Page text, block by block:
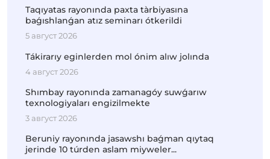
Taqıyatas rayonında paxta tàrbiyasına
baǵıshlanǵan atız seminarı ótkerildi
5 август 2026
Tákirarıy eginlerden mol ónim alıw jolında
4 август 2026
Shımbay rayonında zamanagóy suwǵarıw
texnologiyaları engizilmekte
3 август 2026
Beruniy rayonında jasawshı baǵman qıytaq
jerinde 10 túrden aslam miyweler...